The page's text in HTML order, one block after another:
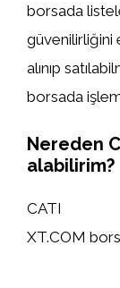
borsada
güvenilirliğini
alınıp
borsada
Nereden
alabilirim?
CATI
XT.COM